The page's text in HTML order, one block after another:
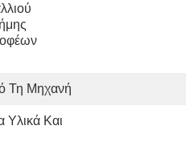
Τη Μηχανή
Υλικά Και